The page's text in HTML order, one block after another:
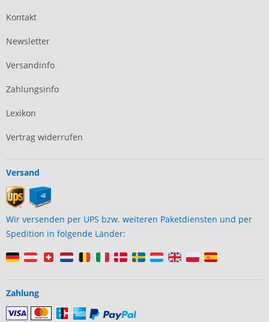
Kontakt
Newsletter
Versandinfo
Zahlungsinfo
Lexikon
Vertrag widerrufen
Versand
Wir versenden per UPS bzw. weiteren Paketdiensten und per
Spedition in folgende Länder:
Zahlung